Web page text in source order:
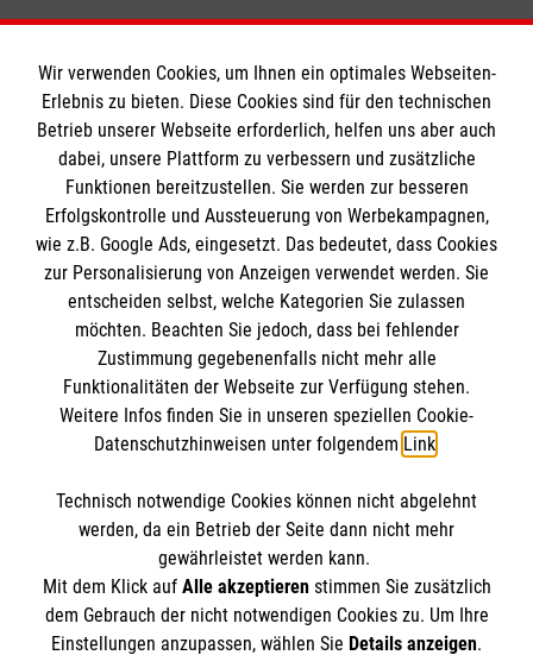
Informationen
Impressum
Datenschutz
Barrierefreiheit
Kontakt
Die Malteser
Malteser in Deutschland
Malteserorden
Sharepoint
Spendenkonto
Bank: Pax-Bank
IBAN: DE95370601201201211189
BIC: GENODED1PA7
So finden Sie uns
​​​​​​Bahnhofstraße 20
56414 Wallmerod
Der Malteser Hilfsdienst e.V. ist als eingetragene
Wir verwenden Cookies, um Ihnen ein optimales Webseiten-
Erlebnis zu bieten. Diese Cookies sind für den technischen
Betrieb unserer Webseite erforderlich, helfen uns aber auch
dabei, unsere Plattform zu verbessern und zusätzliche
Funktionen bereitzustellen. Sie werden zur besseren
Erfolgskontrolle und Aussteuerung von Werbekampagnen,
wie z.B. Google Ads, eingesetzt. Das bedeutet, dass Cookies
zur Personalisierung von Anzeigen verwendet werden. Sie
entscheiden selbst, welche Kategorien Sie zulassen
möchten. Beachten Sie jedoch, dass bei fehlender
Zustimmung gegebenenfalls nicht mehr alle
Funktionalitäten der Webseite zur Verfügung stehen.
Weitere Infos finden Sie in unseren speziellen Cookie-
Datenschutzhinweisen unter folgendem Link.
Technisch notwendige Cookies können nicht abgelehnt
werden, da ein Betrieb der Seite dann nicht mehr
gewährleistet werden kann.
Mit dem Klick auf Alle akzeptierenstimmen Sie zusätzlich
dem Gebrauch der nicht notwendigen Cookies zu. Um Ihre
Einstellungen anzupassen, wählen Sie Details anzeigen.